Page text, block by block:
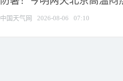
中国天气网 2026-08-06 07:10